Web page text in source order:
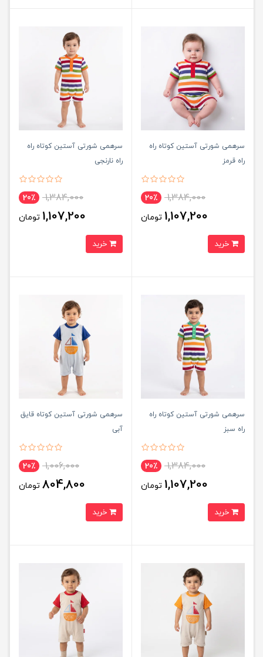
سرهمی شورتی آستین كوتاه راه
راه قرمز
1,384,000 20٪
1,107,200 تومان
سرهمی شورتی آستین كوتاه راه
راه نارنجی
1,384,000 20٪
1,107,200 تومان
سرهمی شورتی آستین كوتاه راه
راه سبز
1,384,000 20٪
1,107,200 تومان
سرهمی شورتی آستین كوتاه قایق
آبی
1,006,000 20٪
804,800 تومان